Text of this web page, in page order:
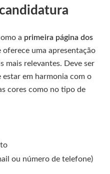
a primeira página dos
oferece uma apresentação
mais relevantes. Deve ser
em harmonia com o
cores como no tipo de
ou número de telefone)